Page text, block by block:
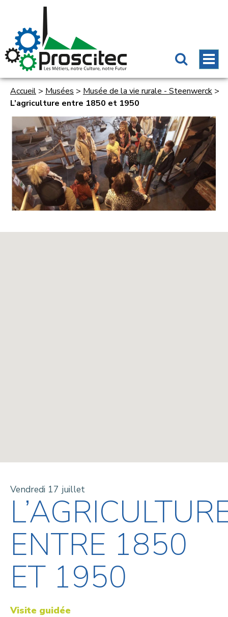
Accueil > Musées > Musée de la vie rurale - Steenwerck >
L’agriculture entre 1850 et 1950
Vendredi 17 juillet
ENTRE 1850
ET 1950
Visite guidée